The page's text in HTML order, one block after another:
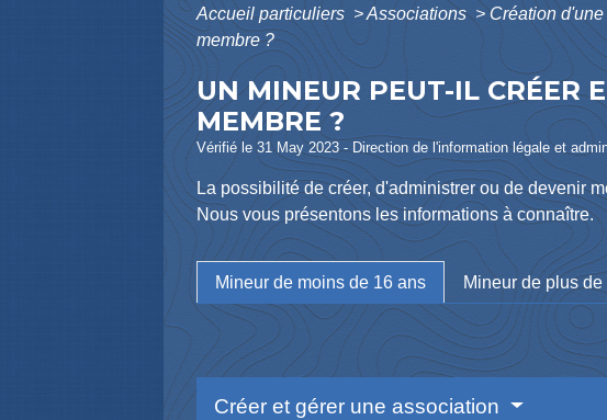
Accueil particuliers > Associations> Création
membre ?
UN MINEUR PEUT-IL CRÉER
MEMBRE ?
Vérifié le 31 May 2023 - Direction de l'information légale et
La possibilité de créer, d'administrer ou de devenir
Nous vous présentons les informations à connaître.
Mineur de moins de 16 ans Mineur de plus de
Créer et gérer une association